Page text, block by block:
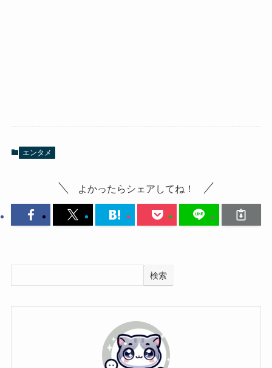
エンタメ
よかったらシェアしてね！
検索